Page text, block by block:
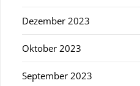
Dezember 2023
Oktober 2023
September 2023